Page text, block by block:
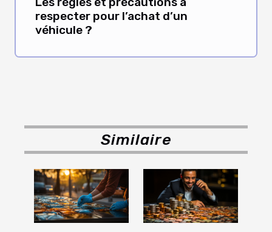
respecter pour l’achat d’un
véhicule ?
Similaire